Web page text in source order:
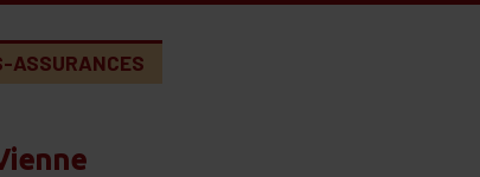
ASSURANCES